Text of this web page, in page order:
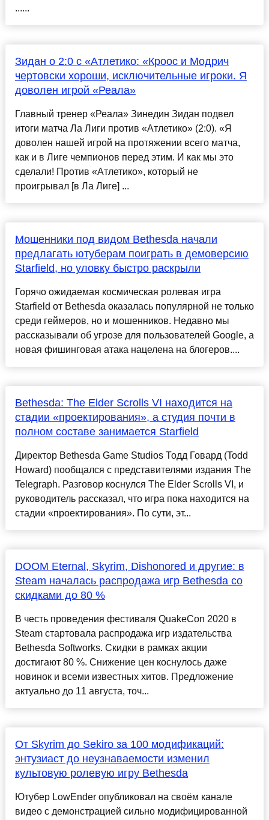
......
Зидан о 2:0 с «Атлетико: «Кроос и Модрич
чертовски хороши, исключительные игроки. Я
доволен игрой «Реала»
Главный тренер «Реала» Зинедин Зидан подвел
итоги матча Ла Лиги против «Атлетико» (2:0). «Я
доволен нашей игрой на протяжении всего матча,
как и в Лиге чемпионов перед этим. И как мы это
сделали! Против «Атлетико», который не
проигрывал [в Ла Лиге] ...
Мошенники под видом Bethesda начали
предлагать ютуберам поиграть в демоверсию
Starfield, но уловку быстро раскрыли
Горячо ожидаемая космическая ролевая игра
Starfield от Bethesda оказалась популярной не только
среди геймеров, но и мошенников. Недавно мы
рассказывали об угрозе для пользователей Google, а
новая фишинговая атака нацелена на блогеров....
Bethesda: The Elder Scrolls VI находится на
стадии «проектирования», а студия почти в
полном составе занимается Starfield
Директор Bethesda Game Studios Тодд Говард (Todd
Howard) пообщался с представителями издания The
Telegraph. Разговор коснулся The Elder Scrolls VI, и
руководитель рассказал, что игра пока находится на
стадии «проектирования». По сути, эт...
DOOM Eternal, Skyrim, Dishonored и другие: в
Steam началась распродажа игр Bethesda со
скидками до 80 %
В честь проведения фестиваля QuakeCon 2020 в
Steam стартовала распродажа игр издательства
Bethesda Softworks. Скидки в рамках акции
достигают 80 %. Снижение цен коснулось даже
новинок и всеми известных хитов. Предложение
актуально до 11 августа, точ...
От Skyrim до Sekiro за 100 модификаций:
энтузиаст до неузнаваемости изменил
культовую ролевую игру Bethesda
Ютубер LowEnder опубликовал на своём канале
видео с демонстрацией сильно модифицированной